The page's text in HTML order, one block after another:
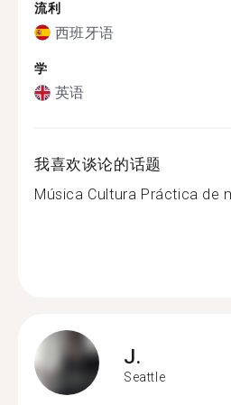
流利
西班牙语
学
英语
我喜欢谈论的话题
Música Cultura Práctica de
J.
Seattle